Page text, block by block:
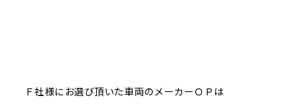
Ｆ社様にお選び頂いた車両のメーカーＯＰは